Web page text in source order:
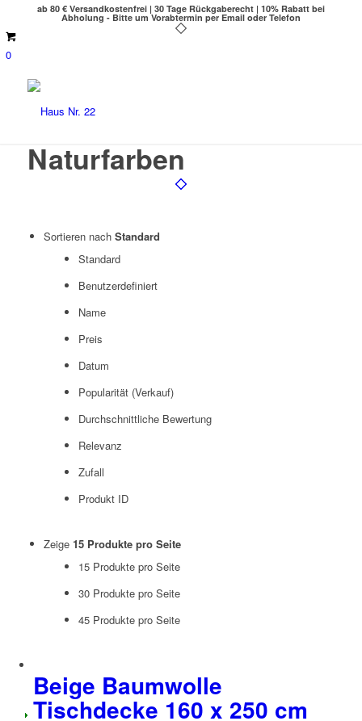
ab 80 € Versandkostenfrei | 30 Tage Rückgaberecht | 10% Rabatt bei
Abholung - Bitte um Vorabtermin per Email oder Telefon
0
Naturfarben
Sortieren nach Standard
Standard
Benutzerdefiniert
Name
Preis
Datum
Popularität (Verkauf)
Durchschnittliche Bewertung
Relevanz
Zufall
Produkt ID
Zeige 15 Produkte pro Seite
15 Produkte pro Seite
30 Produkte pro Seite
45 Produkte pro Seite
Beige Baumwolle
Tischdecke 160 x 250 cm